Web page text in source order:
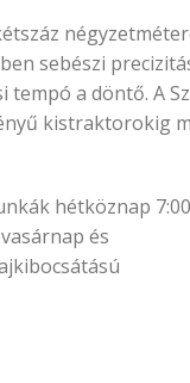
sebészi
tempó a döntő. A
kistraktorokig
hétköznap
és